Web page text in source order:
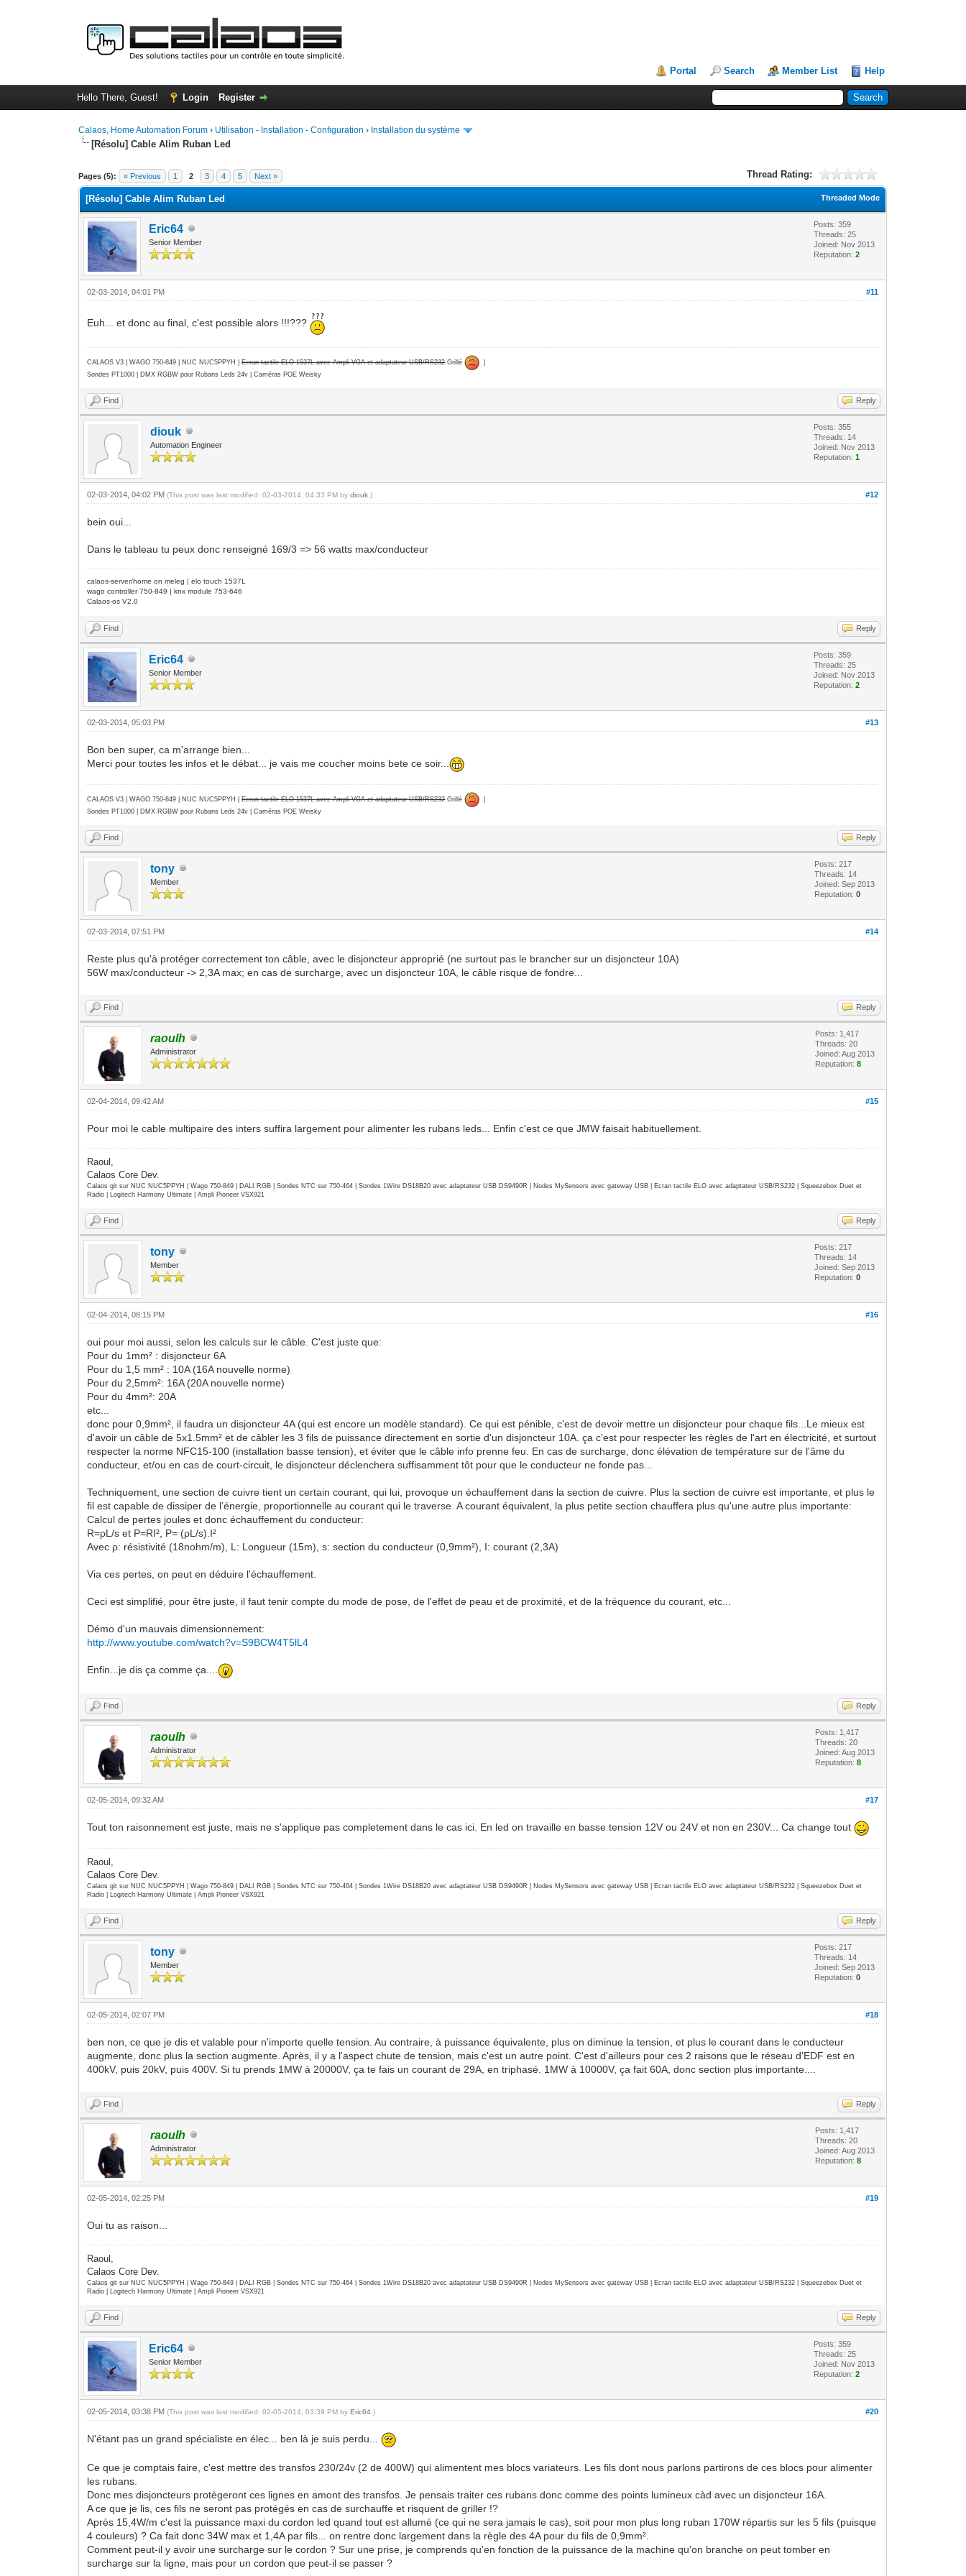
Portal Search Member List Help
Hello There, Guest! Login Register
Calaos, Home Automation Forum › Utilisation - Installation - Configuration › Installation du système
[Résolu] Cable Alim Ruban Led
Pages (5): « Previous 1 2 3 4 5 Next » Thread Rating:
0 Vote(s) - 0 Average
1
2
3
4
5
Threaded Mode
[Résolu] Cable Alim Ruban Led
Eric64
Senior Member
Posts: 359
Threads: 25
Joined: Nov 2013
Reputation:2
#11
02-03-2014, 04:01 PM
Euh... et donc au final, c'est possible alors !!!???
CALAOS V3 | WAGO 750-849 | NUC NUC5PPYH |Ecran tactile ELO 1537L avec Ampli VGA et adaptateur USB/RS232Grillé
Sondes PT1000 | DMX RGBW pour Rubans Leds 24v | Caméras POE Weisky
Find Reply
diouk
Automation Engineer
Posts: 355
Threads: 14
Joined: Nov 2013
Reputation:1
#12
02-03-2014, 04:02 PM(This post was last modified: 02-03-2014, 04:33 PM bydiouk .)
bein oui...
Dans le tableau tu peux donc renseigné 169/3 => 56 watts max/conducteur
calaos-server/home on meleg | elo touch 1537L
wago controller 750-849 | knx module 753-646
Calaos-os V2.0
Find Reply
Eric64
Senior Member
Posts: 359
Threads: 25
Joined: Nov 2013
Reputation:2
#13
02-03-2014, 05:03 PM
Bon ben super, ca m'arrange bien...
Merci pour toutes les infos et le débat... je vais me coucher moins bete ce soir...
CALAOS V3 | WAGO 750-849 | NUC NUC5PPYH |Ecran tactile ELO 1537L avec Ampli VGA et adaptateur USB/RS232Grillé
Sondes PT1000 | DMX RGBW pour Rubans Leds 24v | Caméras POE Weisky
Find Reply
tony
Member
Posts: 217
Threads: 14
Joined: Sep 2013
Reputation:0
#14
02-03-2014, 07:51 PM
Reste plus qu'à protéger correctement ton câble, avec le disjoncteur approprié (ne surtout pas le brancher sur un disjoncteur 10A)
56W max/conducteur -> 2,3A max; en cas de surcharge, avec un disjoncteur 10A, le câble risque de fondre...
Find Reply
raoulh
Administrator
Posts: 1,417
Threads: 20
Joined: Aug 2013
Reputation:8
#15
02-04-2014, 09:42 AM
Pour moi le cable multipaire des inters suffira largement pour alimenter les rubans leds... Enfin c'est ce que JMW faisait habituellement.
Raoul,
Calaos Core Dev.
Calaos git sur NUC NUC5PPYH | Wago 750-849 | DALI RGB | Sondes NTC sur 750-464 | Sondes 1Wire DS18B20 avec adaptateur USB DS9490R | Nodes MySensors avec gateway USB | Ecran tactile ELO avec adaptateur USB/RS232 | Squeezebox Duet et
Radio | Logitech Harmony Ultimate | Ampli Pioneer VSX921
Find Reply
tony
Member
Posts: 217
Threads: 14
Joined: Sep 2013
Reputation:0
#16
02-04-2014, 08:15 PM
oui pour moi aussi, selon les calculs sur le câble. C'est juste que:
Pour du 1mm² : disjoncteur 6A
Pour du 1,5 mm² : 10A (16A nouvelle norme)
Pour du 2,5mm²: 16A (20A nouvelle norme)
Pour du 4mm²: 20A
etc...
donc pour 0,9mm², il faudra un disjoncteur 4A (qui est encore un modèle standard). Ce qui est pénible, c'est de devoir mettre un disjoncteur pour chaque fils...Le mieux est
d'avoir un câble de 5x1.5mm² et de câbler les 3 fils de puissance directement en sortie d'un disjoncteur 10A. ça c'est pour respecter les règles de l'art en électricité, et surtout
respecter la norme NFC15-100 (installation basse tension), et éviter que le câble info prenne feu. En cas de surcharge, donc élévation de température sur de l'âme du
conducteur, et/ou en cas de court-circuit, le disjoncteur déclenchera suffisamment tôt pour que le conducteur ne fonde pas...
Techniquement, une section de cuivre tient un certain courant, qui lui, provoque un échauffement dans la section de cuivre. Plus la section de cuivre est importante, et plus le
fil est capable de dissiper de l’énergie, proportionnelle au courant qui le traverse. A courant équivalent, la plus petite section chauffera plus qu'une autre plus importante:
Calcul de pertes joules et donc échauffement du conducteur:
R=ρL/s et P=RI², P= (ρL/s).I²
Avec ρ: résistivité (18nohm/m), L: Longueur (15m), s: section du conducteur (0,9mm²), I: courant (2,3A)
Via ces pertes, on peut en déduire l'échauffement.
Ceci est simplifié, pour être juste, il faut tenir compte du mode de pose, de l'effet de peau et de proximité, et de la fréquence du courant, etc...
Démo d'un mauvais dimensionnement:
http://www.youtube.com/watch?v=S9BCW4T5lL4
Enfin...je dis ça comme ça....
Find Reply
raoulh
Administrator
Posts: 1,417
Threads: 20
Joined: Aug 2013
Reputation:8
#17
02-05-2014, 09:32 AM
Tout ton raisonnement est juste, mais ne s'applique pas completement dans le cas ici. En led on travaille en basse tension 12V ou 24V et non en 230V... Ca change tout
Raoul,
Calaos Core Dev.
Calaos git sur NUC NUC5PPYH | Wago 750-849 | DALI RGB | Sondes NTC sur 750-464 | Sondes 1Wire DS18B20 avec adaptateur USB DS9490R | Nodes MySensors avec gateway USB | Ecran tactile ELO avec adaptateur USB/RS232 | Squeezebox Duet et
Radio | Logitech Harmony Ultimate | Ampli Pioneer VSX921
Find Reply
tony
Member
Posts: 217
Threads: 14
Joined: Sep 2013
Reputation:0
#18
02-05-2014, 02:07 PM
ben non, ce que je dis et valable pour n'importe quelle tension. Au contraire, à puissance équivalente, plus on diminue la tension, et plus le courant dans le conducteur
augmente, donc plus la section augmente. Après, il y a l'aspect chute de tension, mais c'est un autre point. C'est d'ailleurs pour ces 2 raisons que le réseau d'EDF est en
400kV, puis 20kV, puis 400V. Si tu prends 1MW à 20000V, ça te fais un courant de 29A, en triphasé. 1MW à 10000V, ça fait 60A, donc section plus importante....
Find Reply
raoulh
Administrator
Posts: 1,417
Threads: 20
Joined: Aug 2013
Reputation:8
#19
02-05-2014, 02:25 PM
Oui tu as raison...
Raoul,
Calaos Core Dev.
Calaos git sur NUC NUC5PPYH | Wago 750-849 | DALI RGB | Sondes NTC sur 750-464 | Sondes 1Wire DS18B20 avec adaptateur USB DS9490R | Nodes MySensors avec gateway USB | Ecran tactile ELO avec adaptateur USB/RS232 | Squeezebox Duet et
Radio | Logitech Harmony Ultimate | Ampli Pioneer VSX921
Find Reply
Eric64
Senior Member
Posts: 359
Threads: 25
Joined: Nov 2013
Reputation:2
#20
02-05-2014, 03:38 PM(This post was last modified: 02-05-2014, 03:39 PM byEric64 .)
N'étant pas un grand spécialiste en élec... ben là je suis perdu...
Ce que je comptais faire, c'est mettre des transfos 230/24v (2 de 400W) qui alimentent mes blocs variateurs. Les fils dont nous parlons partirons de ces blocs pour alimenter
les rubans.
Donc mes disjoncteurs protègeront ces lignes en amont des transfos. Je pensais traiter ces rubans donc comme des points lumineux càd avec un disjoncteur 16A.
A ce que je lis, ces fils ne seront pas protégés en cas de surchauffe et risquent de griller !?
Après 15,4W/m c'est la puissance maxi du cordon led quand tout est allumé (ce qui ne sera jamais le cas), soit pour mon plus long ruban 170W répartis sur les 5 fils (puisque
4 couleurs) ? Ca fait donc 34W max et 1,4A par fils... on rentre donc largement dans la règle des 4A pour du fils de 0,9mm².
Comment peut-il y avoir une surcharge sur le cordon ? Sur une prise, je comprends qu'en fonction de la puissance de la machine qu'on branche on peut tomber en
surcharge sur la ligne, mais pour un cordon que peut-il se passer ?